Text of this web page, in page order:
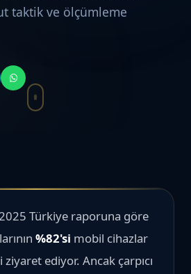
taktik ve ölçümleme
Türkiye raporuna göre
%82'si mobil cihazlar
ediyor. Ancak çarpıcı